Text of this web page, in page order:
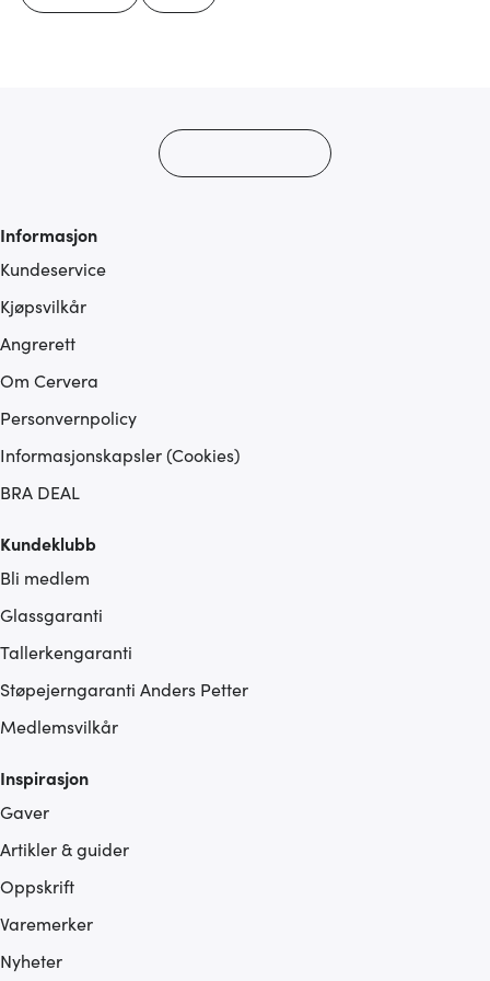
Informasjon
Kundeservice
Kjøpsvilkår
Angrerett
Om Cervera
Personvernpolicy
Informasjonskapsler (Cookies)
BRA DEAL
Kundeklubb
Bli medlem
Glassgaranti
Tallerkengaranti
Støpejerngaranti Anders Petter
Medlemsvilkår
Inspirasjon
Gaver
Artikler & guider
Oppskrift
Varemerker
Nyheter